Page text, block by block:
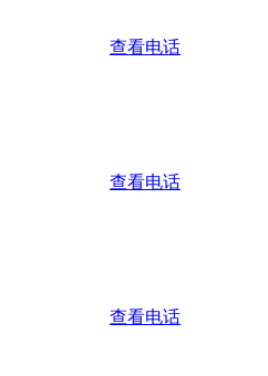
查看电话
查看电话
查看电话